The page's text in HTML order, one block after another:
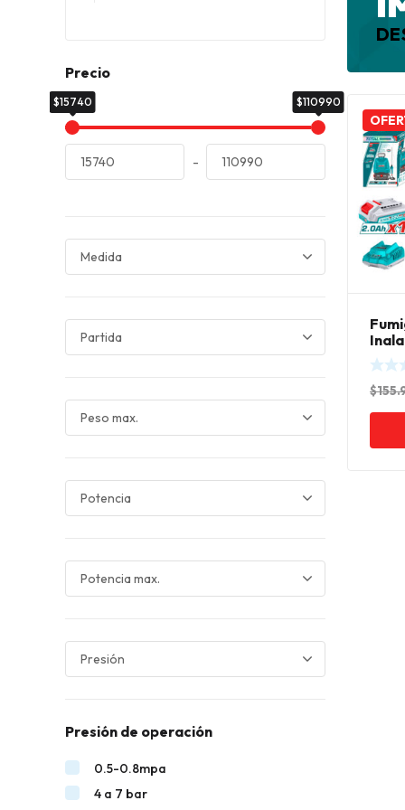
Precio
$15740 $110990
-
Presión de operación
0.5-0.8mpa
4 a 7 bar
con
$